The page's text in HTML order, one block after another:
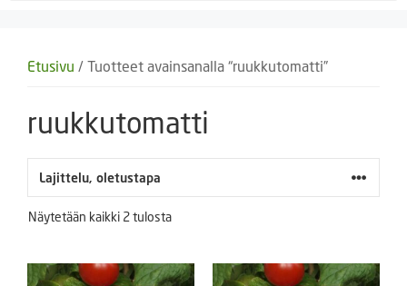
Etusivu / Tuotteet avainsanalla “ruukkutomatti”
ruukkutomatti
Näytetään kaikki 2 tulosta